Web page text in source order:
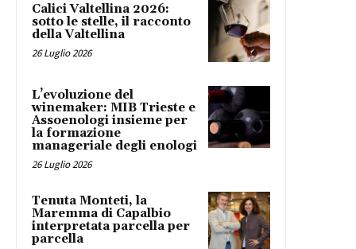
Calici Valtellina 2026:
sotto le stelle, il racconto
della Valtellina
26 Luglio 2026
L’evoluzione del
winemaker: MIB Trieste e
Assoenologi insieme per
la formazione
manageriale degli enologi
26 Luglio 2026
Tenuta Monteti, la
Maremma di Capalbio
interpretata parcella per
parcella